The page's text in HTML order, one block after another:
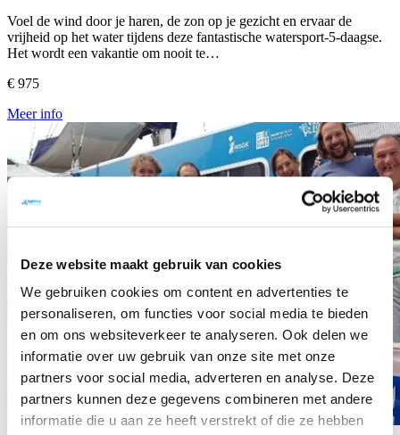
Deze website maakt gebruik van cookies
We gebruiken cookies om content en advertenties te
personaliseren, om functies voor social media te bieden
en om ons websiteverkeer te analyseren. Ook delen we
informatie over uw gebruik van onze site met onze
partners voor social media, adverteren en analyse. Deze
partners kunnen deze gegevens combineren met andere
informatie die u aan ze heeft verstrekt of die ze hebben
Voel de wind door je haren, de zon op je gezicht en ervaar de
vrijheid op het water tijdens deze fantastische watersport-5-daagse.
Het wordt een vakantie om nooit te…
€ 975
Meer info